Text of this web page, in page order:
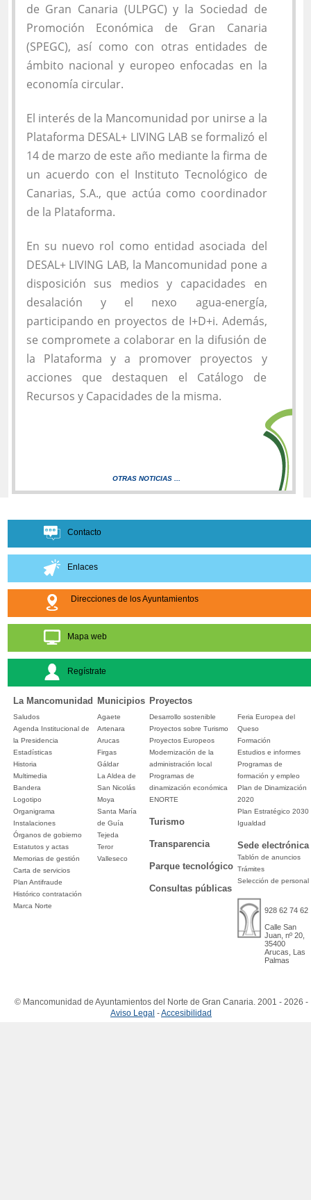
de Gran Canaria (ULPGC) y la Sociedad de
Promoción Económica de Gran Canaria
(SPEGC), así como con otras entidades de
ámbito nacional y europeo enfocadas en la
economía circular.
El interés de la Mancomunidad por unirse a la
Plataforma DESAL+ LIVING LAB se formalizó el
14 de marzo de este año mediante la firma de
un acuerdo con el Instituto Tecnológico de
Canarias, S.A., que actúa como coordinador
de la Plataforma.
En su nuevo rol como entidad asociada del
DESAL+ LIVING LAB, la Mancomunidad pone a
disposición sus medios y capacidades en
desalación y el nexo agua-energía,
participando en proyectos de I+D+i. Además,
se compromete a colaborar en la difusión de
la Plataforma y a promover proyectos y
acciones que destaquen el Catálogo de
Recursos y Capacidades de la misma.
OTRAS NOTICIAS ...
Contacto
Enlaces
Direcciones de los Ayuntamientos
Mapa web
Regístrate
La Mancomunidad Municipios Proyectos
Saludos
Agenda Institucional de
la Presidencia
Estadísticas
Historia
Multimedia
Bandera
Logotipo
Organigrama
Instalaciones
Órganos de gobierno
Estatutos y actas
Memorias de gestión
Carta de servicios
Plan Antifraude
Histórico contratación
Marca Norte
Agaete
Artenara
Arucas
Firgas
Gáldar
La Aldea de
San Nicolás
Moya
Santa María
de Guía
Tejeda
Teror
Valleseco
Desarrollo sostenible
Proyectos sobre Turismo
Proyectos Europeos
Modernización de la
administración local
Programas de
dinamización económica
ENORTE
Turismo
Transparencia
Parque tecnológico
Consultas públicas
Feria Europea del
Queso
Formación
Estudios e informes
Programas de
formación y empleo
Plan de Dinamización
2020
Plan Estratégico 2030
Igualdad
Sede electrónica
Tablón de anuncios
Trámites
Selección de personal
928 62 74 62
Calle San
Juan, nº 20,
35400
Arucas, Las
Palmas
© Mancomunidad de Ayuntamientos del Norte de Gran Canaria. 2001 - 2026 -
Aviso Legal -Accesibilidad